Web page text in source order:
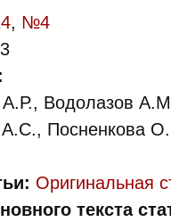
, №4
А.Р., Водолазов
А.С., Посненкова
Оригинальная
текста